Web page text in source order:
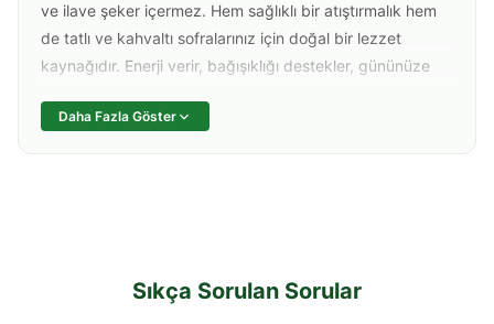
ve ilave şeker içermez. Hem sağlıklı bir atıştırmalık hem
de tatlı ve kahvaltı sofralarınız için doğal bir lezzet
kaynağıdır. Enerji verir, bağışıklığı destekler, gününüze
Daha Fazla Göster
Sıkça Sorulan Sorular